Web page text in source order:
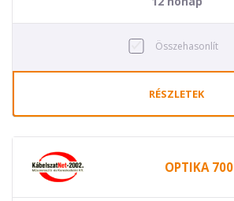
Összehasonlít
RÉSZLETEK
OPTIKA 700